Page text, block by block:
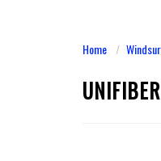
Home